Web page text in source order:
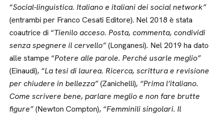
“Social-linguistica. Italiano e italiani dei social network”
(entrambi per Franco Cesati Editore). Nel 2018 è stata
coautrice di “Tienilo acceso. Posta, commenta, condividi
senza spegnere il cervello”(Longanesi). Nel 2019 ha dato
alle stampe “Potere alle parole. Perché usarle meglio”
(Einaudi), “La tesi di laurea. Ricerca, scrittura e revisione
per chiudere in bellezza”(Zanichelli), “Prima l’italiano.
Come scrivere bene, parlare meglio e non fare brutte
figure”(Newton Compton), “Femminili singolari. Il